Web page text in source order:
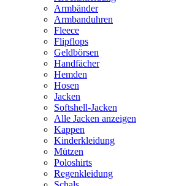
Armbänder
Armbanduhren
Fleece
Flipflops
Geldbörsen
Handfächer
Hemden
Hosen
Jacken
Softshell-Jacken
Alle Jacken anzeigen
Kappen
Kinderkleidung
Mützen
Poloshirts
Regenkleidung